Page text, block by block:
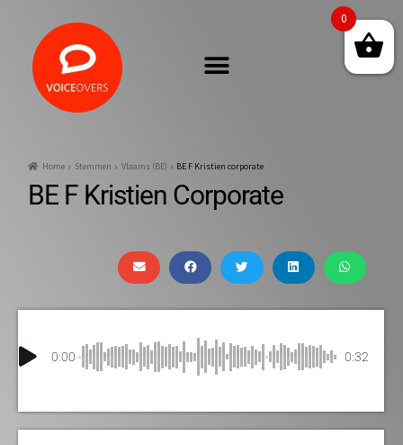
Home Stemmen Vlaams (BE) BE F Kristien corporate
BE F Kristien Corporate
0:00 0:32
0